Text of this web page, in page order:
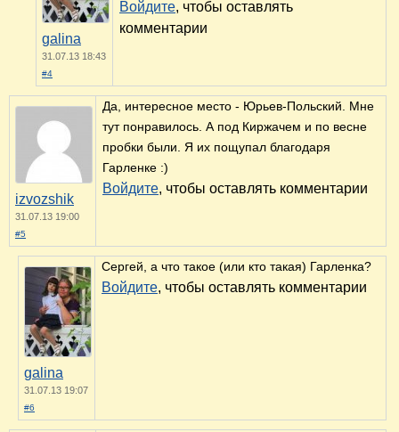
galina
31.07.13 18:43
#4
Войдите, чтобы оставлять
комментарии
izvozshik
31.07.13 19:00
#5
Да, интересное место - Юрьев-Польский. Мне
тут понравилось. А под Киржачем и по весне
пробки были. Я их пощупал благодаря
Гарленке :)
Войдите, чтобы оставлять комментарии
galina
31.07.13 19:07
#6
Сергей, а что такое (или кто такая) Гарленка?
Войдите, чтобы оставлять комментарии